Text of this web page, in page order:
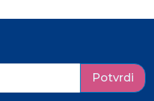
Potvrdi